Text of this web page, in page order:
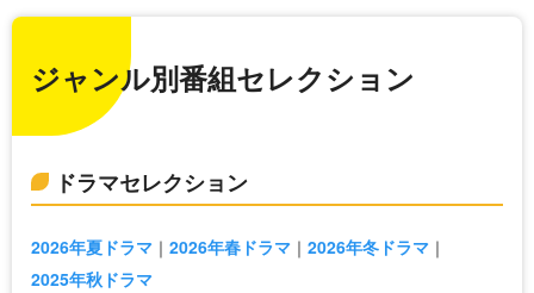
ジャンル別番組セレクション
ドラマセレクション
2026年夏ドラマ 2026年春ドラマ
2026年冬ドラマ
2025年秋ドラマ